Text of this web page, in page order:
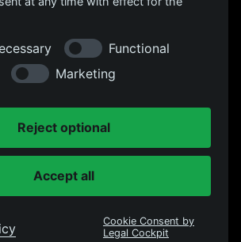
Functional
Marketing
Reject optional
Accept all
Cookie Consent by
Legal Cockpit